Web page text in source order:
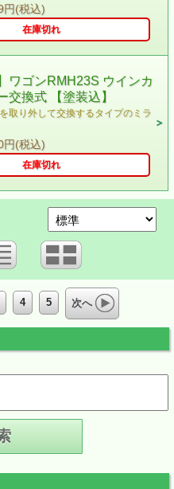
円(税込)
在庫切れ
ワゴンRMH23S ウインカ
交換式 【塗装込】
取り外して交換するタイプのミラ
円(税込)
在庫切れ
4 5 次へ